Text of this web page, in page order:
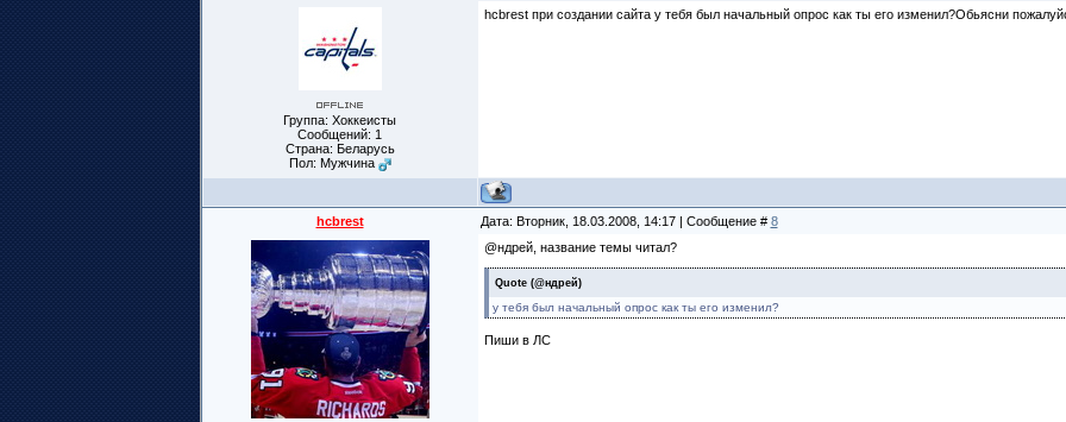
Группа: Хоккеисты
Сообщений: 1
Страна: Беларусь
Пол: Мужчина
hcbrest при создании сайта у тебя был начальный опрос как ты его изменил?Обьясни
hcbrest Дата: Вторник, 18.03.2008, 14:17 | Сообщение # 8
@ндрей, название темы читал?
Quote(@ндрей)
у тебя был начальный опрос как ты его изменил?
Пиши в ЛС